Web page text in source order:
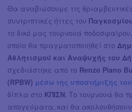
Θα αναβιώσουμε τις θριαμβευτικές
συντριπτικές ήττες του
το δικό μας τουρνουά
οποίο θα πραγματοποιηθεί στο
Αθλητισμού και Αναψυχής του
σχεδιάστηκε από το Renzo Piano
(RPBW) μέσω της υποστήριξης του
δίπλα στο ΚΠΙΣΝ . Το τουρνουά θα
απογεύματα, και θα